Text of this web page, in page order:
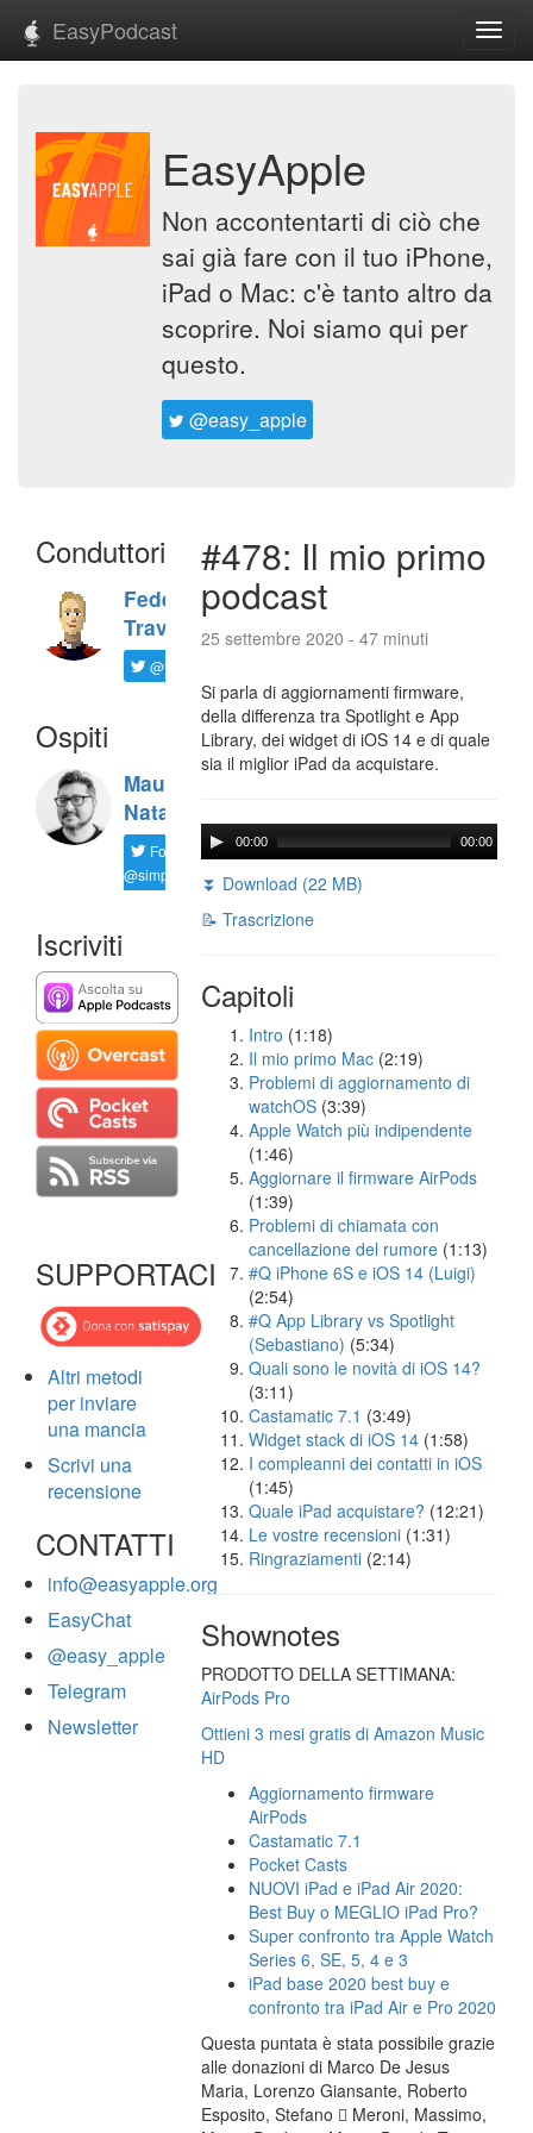
EasyPodcast
EasyApple
Non accontentarti di ciò che
sai già fare con il tuo iPhone,
iPad o Mac: c'è tanto altro da
scoprire. Noi siamo qui per
questo.
@easy_apple
Conduttori
Federico
Travaini
@ftrava
Ospiti
Maurizio
Natali
Follow
@simplemal
Iscriviti
SUPPORTACI
Altri metodi
per inviare
una mancia
Scrivi una
recensione
CONTATTI
info@easyapple.org
EasyChat
@easy_apple
Telegram
Newsletter
#478: Il mio primo
podcast
25 settembre 2020 - 47 minuti
Si parla di aggiornamenti firmware,
della differenza tra Spotlight e App
Library, dei widget di iOS 14 e di quale
sia il miglior iPad da acquistare.
00:00 00:00
⏬ Download (22 MB)
📝 Trascrizione
Capitoli
Intro (1:18)
Il mio primo Mac (2:19)
Problemi di aggiornamento di
watchOS (3:39)
Apple Watch più indipendente
(1:46)
Aggiornare il firmware AirPods
(1:39)
Problemi di chiamata con
cancellazione del rumore (1:13)
#Q iPhone 6S e iOS 14 (Luigi)
(2:54)
#Q App Library vs Spotlight
(Sebastiano) (5:34)
Quali sono le novità di iOS 14?
(3:11)
Castamatic 7.1 (3:49)
Widget stack di iOS 14 (1:58)
I compleanni dei contatti in iOS
(1:45)
Quale iPad acquistare? (12:21)
Le vostre recensioni (1:31)
Ringraziamenti (2:14)
Shownotes
PRODOTTO DELLA SETTIMANA:
AirPods Pro
Ottieni 3 mesi gratis di Amazon Music
HD
Aggiornamento firmware
AirPods
Castamatic 7.1
Pocket Casts
NUOVI iPad e iPad Air 2020:
Best Buy o MEGLIO iPad Pro?
Super confronto tra Apple Watch
Series 6, SE, 5, 4 e 3
iPad base 2020 best buy e
confronto tra iPad Air e Pro 2020
Questa puntata è stata possibile grazie
alle donazioni di Marco De Jesus
Maria, Lorenzo Giansante, Roberto
Esposito, Stefano  Meroni, Massimo,